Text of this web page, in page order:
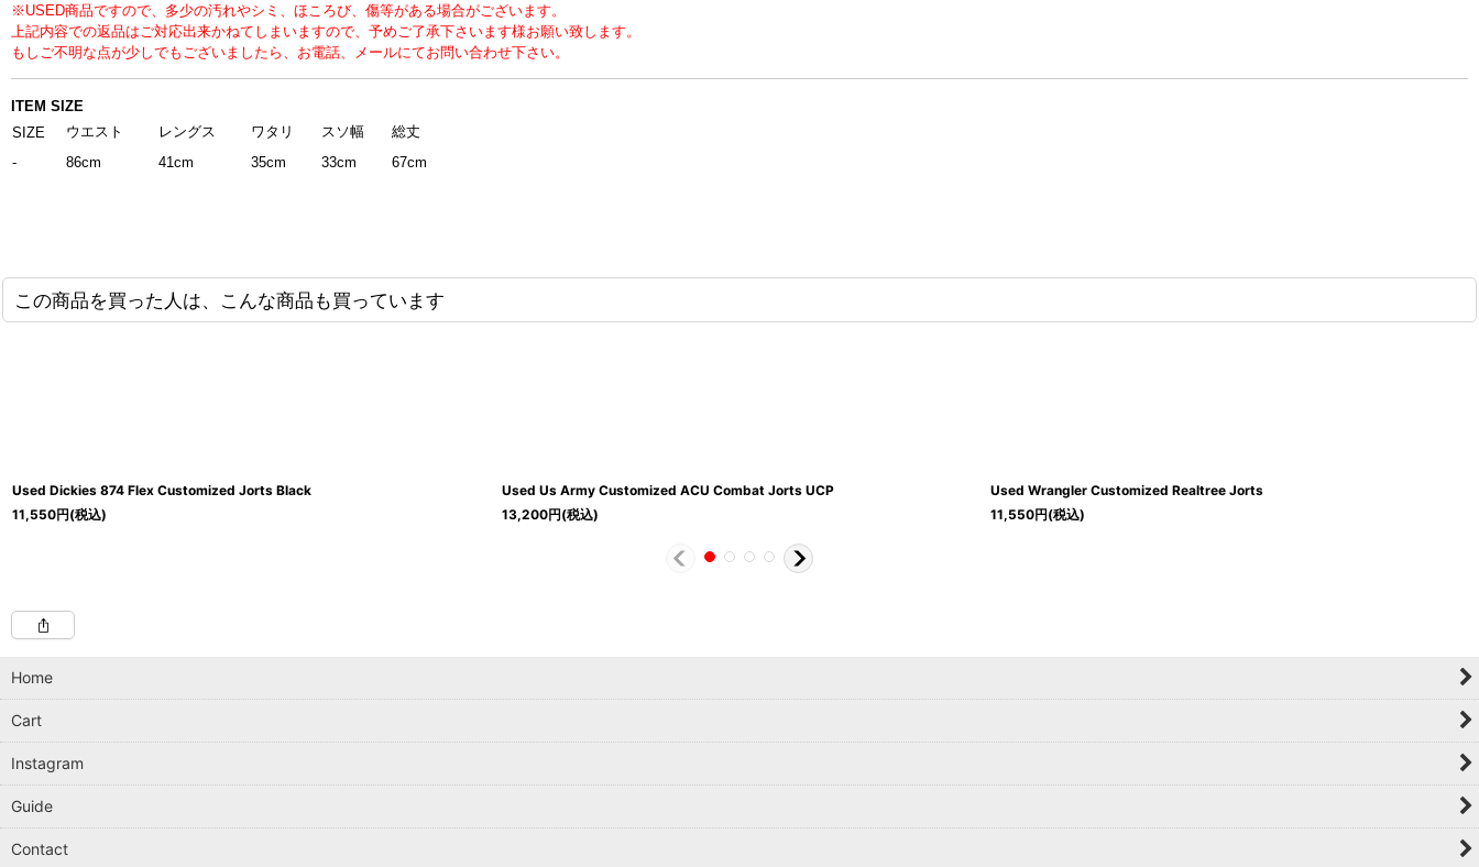
※USED商品ですので、多少の汚れやシミ、ほころび、傷等がある場合がございます。
上記内容での返品はご対応出来かねてしまいますので、予めご了承下さいます様お願い致します。
もしご不明な点が少しでもございましたら、お電話、メールにてお問い合わせ下さい。
ITEM SIZE
SIZE
ウエスト レングス ワタリ スソ幅
総丈
-
86cm 41cm 35cm 33cm 67cm
この商品を買った人は、こんな商品も買っています
Used Dickies 874 Flex Customized Jorts Black
11,550円(税込)
Used Us Army Customized ACU Combat Jorts UCP
13,200円(税込)
Used Wrangler Customized Realtree Jorts
11,550円(税込)
Home
Cart
Instagram
Guide
Contact